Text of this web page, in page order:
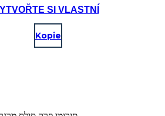
SI VLASTNÍ
Kopie